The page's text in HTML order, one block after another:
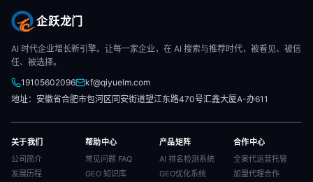
企跃龙门
AI 时代企业增长新引擎。让每一家企业，在 AI 搜索与推荐时代，被看见、被信
任、被选择。
19105602096
kf@qiyuelm.com
地址：安徽省合肥市包河区同安街道望江东路470号汇鑫大厦A-办611
关于我们
公司简介
发展历程
帮助中心
常见问题 FAQ
GEO 知识库
产品矩阵
AI 排名检测系统
GEO优化系统
合作中心
全案代运营托管
加盟代理合作